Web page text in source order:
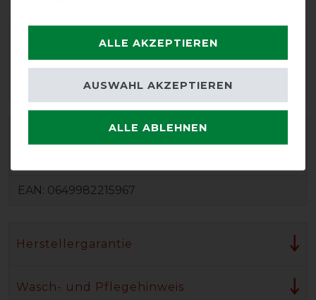
75923
EAN: 0649982215967
Herstellergarantie
Wasch- und Pflegehinweis
ALLE AKZEPTIEREN
ALLE ABLEHNEN
AUSWAHL AKZEPTIEREN